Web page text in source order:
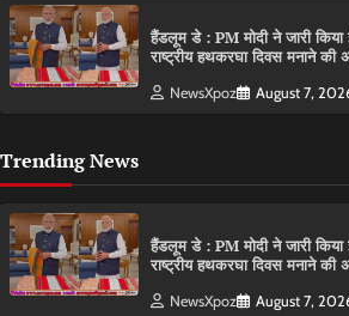
हैंडलूम डे : PM मोदी ने जारी
राष्ट्रीय हथकरघा दिवस मनाने की
NewsXpoz August 7,
Trending News
हैंडलूम डे : PM मोदी ने जारी
राष्ट्रीय हथकरघा दिवस मनाने की
NewsXpoz August 7,